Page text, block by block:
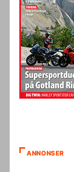
ANNONSER